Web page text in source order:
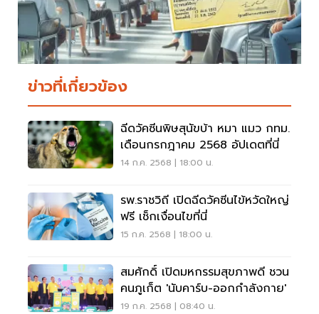
ข่าวที่เกี่ยวข้อง
ฉีดวัคซีนพิษสุนัขบ้า หมา แมว กทม.
เดือนกรกฎาคม 2568 อัปเดตที่นี่
14 ก.ค. 2568 | 18:00 น.
รพ.ราชวิถี เปิดฉีดวัคซีนไข้หวัดใหญ่
ฟรี เช็กเงื่อนไขที่นี่
15 ก.ค. 2568 | 18:00 น.
สมศักดิ์ เปิดมหกรรมสุขภาพดี ชวน
คนภูเก็ต 'นับคาร์บ-ออกกำลังกาย'
19 ก.ค. 2568 | 08:40 น.